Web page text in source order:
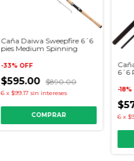
Caña Daiwa Sweepfire 6´6
pies Medium Spinning
-33% OFF
$595.00 $890.00
6 x $99.17 sin intereses
6´6
-18%
6 x